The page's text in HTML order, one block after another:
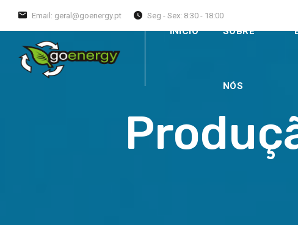
Email: geral@goenergy.pt Seg - Sex: 8:30 - 18:00
INÍCIO SOBRE
NÓS